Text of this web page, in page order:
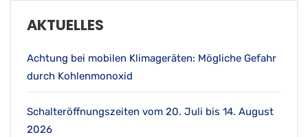
AKTUELLES
Achtung bei mobilen Klimageräten: Mögliche Gefahr
durch Kohlenmonoxid
Schalteröffnungszeiten vom 20. Juli bis 14. August
2026